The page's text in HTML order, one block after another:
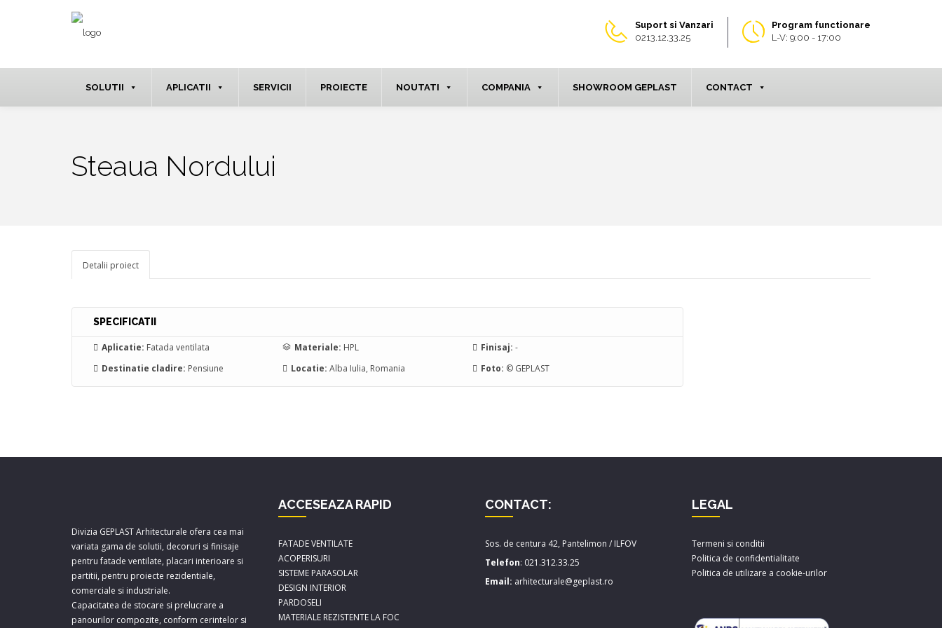
Program functionare
L-V: 9:00 - 17:00
Suport si Vanzari
0213.12.33.25
SOLUTII APLICATII SERVICII PROIECTE NOUTATI COMPANIA SHOWROOM GEPLAST CONTACT
Steaua Nordului
Detalii proiect
SPECIFICATII
Aplicatie: Fatada ventilata Materiale: HPL Finisaj: -
Destinatie cladire: Pensiune Locatie: Alba Iulia, Romania Foto: © GEPLAST
Divizia GEPLAST Arhitecturale ofera cea mai
variata gama de solutii, decoruri si finisaje
pentru fatade ventilate, placari interioare si
partitii, pentru proiecte rezidentiale,
comerciale si industriale.
Capacitatea de stocare si prelucrare a
panourilor compozite, conform cerintelor si
ACCESEAZA RAPID
FATADE VENTILATE
ACOPERISURI
SISTEME PARASOLAR
DESIGN INTERIOR
PARDOSELI
MATERIALE REZISTENTE LA FOC
CONTACT:
Sos. de centura 42, Pantelimon / ILFOV
Telefon: 021.312.33.25
Email: arhitecturale@geplast.ro
LEGAL
Termeni si conditii
Politica de confidentialitate
Politica de utilizare a cookie-urilor